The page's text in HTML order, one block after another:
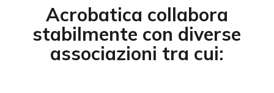
Acrobatica collabora
stabilmente con diverse
associazioni tra cui: